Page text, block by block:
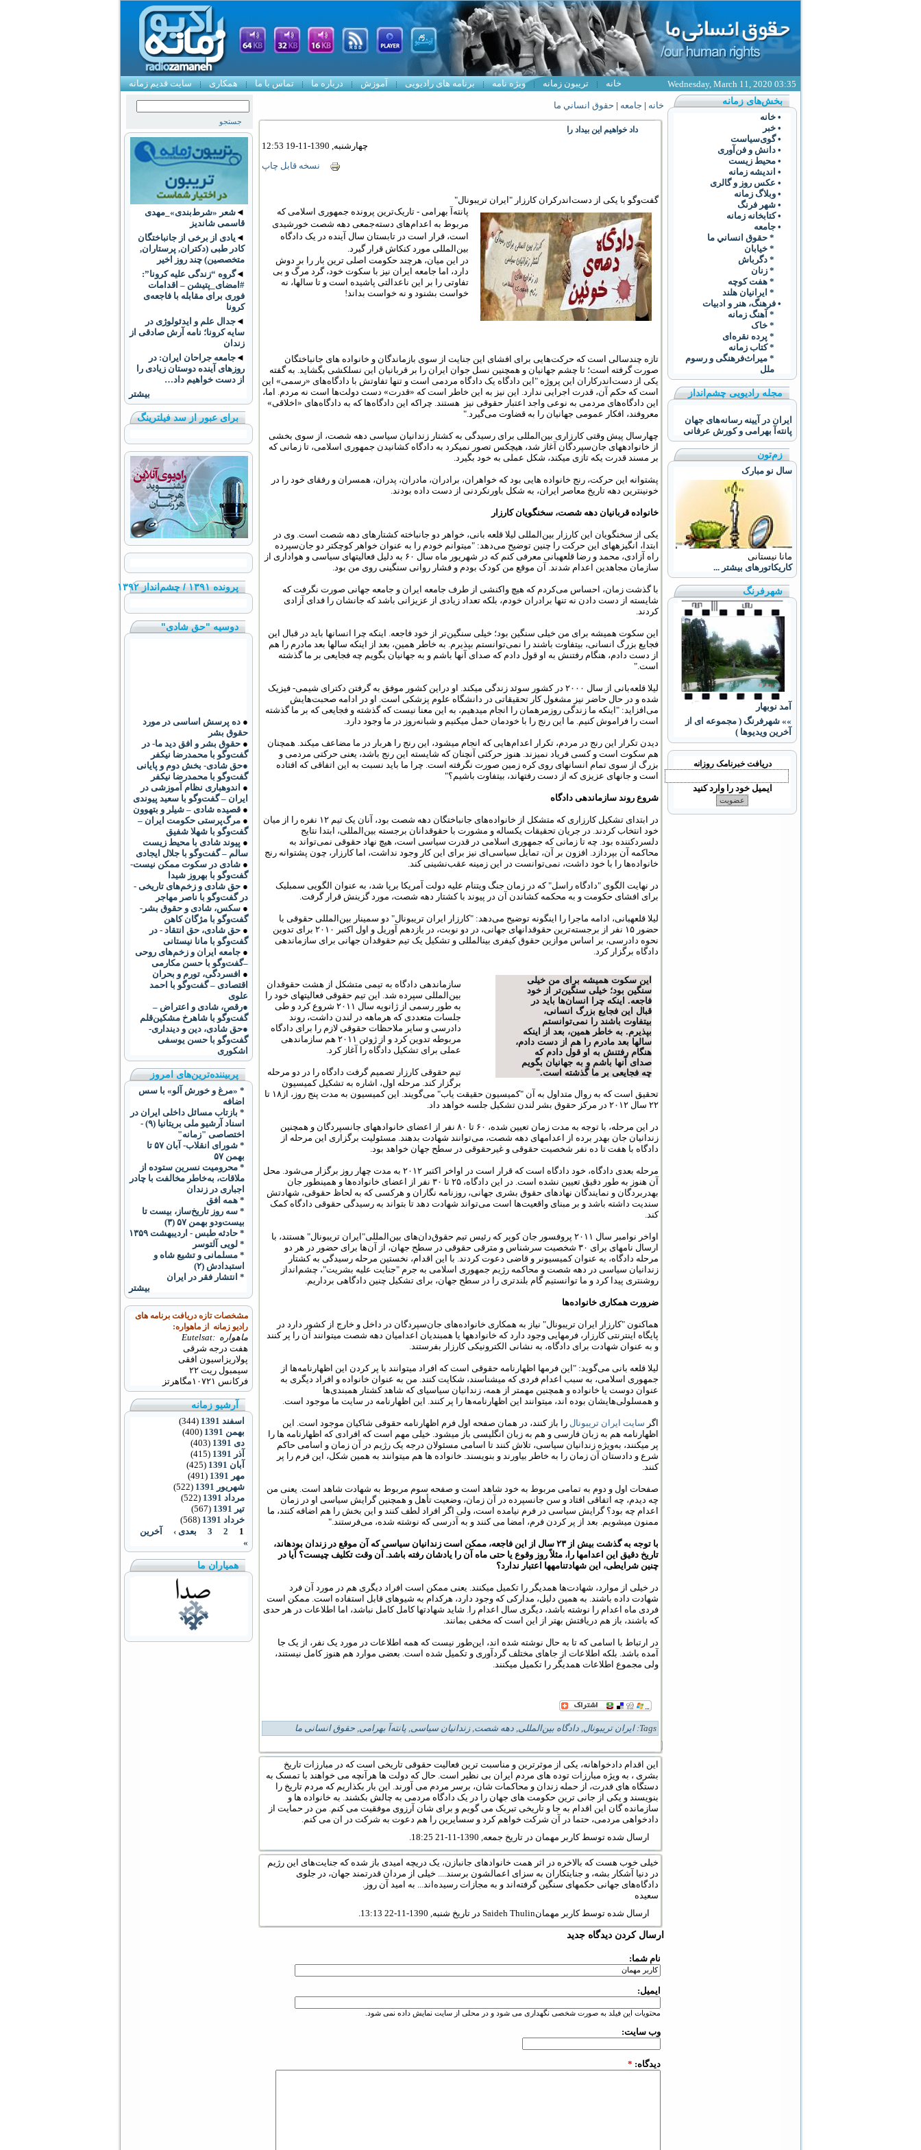
سایت قدیم زمانه همکاری تماس با ما درباره ما آموزش برنامه های رادیویی ویژه نامه تریبون زمانه خانه
بخش‌های زمانه
• خانه
• خبر
• گوی‌سياست
• دانش و فن‌آوری
• محیط زیست
• انديشه زمانه
• عکس روز و گالری
• وبلاگ زمانه
• شهر فرنگ
• کتابخانه زمانه
• جامعه
* حقوق انساني ما
* خيابان
* دگرباش
* زنان
* هفت کوچه
* ايرانيان هلند
• فرهنگ،‌ هنر و ادبيات
* آهنگ زمانه
* خاک
* پرده نقره‌ای
* کتاب زمانه
* ميراث‌فرهنگی و رسوم
ملل
مجله رادیویی چشم‌انداز
ایران در آیینه رسانه‌های جهان
پانته‌آ بهرامی و کورش عرفانی
زم‌تون
سال نو مبارک
مانا نیستانی
کاریکاتورهای بیشتر ...
شهرفرنگ
آمد نوبهار
»» شهرفرنگ ( مجموعه ای از
آخرین ویدیوها )
Wednesday, March 11, 2020 03:35
دریافت خبرنامک روزانه
ایمیل خود را وارد کنید
خانه | جامعه | حقوق انساني ما
داد خواهیم این بیداد را
چهارشنبه, 1390-11-19 12:53
نسخه قابل چاپ
گفت‌وگو با یکی از دست‌اندرکران کارزار "ایران تریبونال"
پانته‌آ بهرامی - تاریک‌ترین پرونده جمهوری اسلامی که
مربوط به اعدام‌های دسته‌جمعی دهه شصت خورشیدی
است، قرار است در تابستان سال آینده در یک دادگاه‌
بین‌المللی مورد کنکاش قرار گیرد.
در این میان، هرچند حکومت اصلی‏ ترین بار را بر دوش
دارد، اما جامعه ایران نیز با سکوت خود، گرد مرگ و بی‏
تفاوتی را بر این ناعدالتی پاشیده است و تا سال‏ها، نه
خواست بشنود و نه خواست بداند!
تازه چندسالی است که حرکتهایی برای افشای این جنایت از سوی بازماندگان و خانواده‏ های جان‏باختگان
صورت گرفته است؛ تا چشم جهانیان و هم‏چنین نسل جوان ایران را بر قربانیان این نسل‏کشی بگشاید. به گفته
یکی از دست‌اندرکاران این پروژه "این دادگاه یک دادگاه مردمی است و تنها تفاوتش با دادگاه‌های «رسمی» این
است که حکم آن، قدرت اجرایی ندارد. این نیز به این خاطر است که «قدرت» دست دولت‌ها است نه مردم. اما،
این دادگاه‌های مردمی به نوعی واجد اعتبار حقوقی نیز هستند. چراکه این دادگاه‌ها که به دادگاه‌های «اخلاقی»
معروفند، افکار عمومی جهانیان را به قضاوت می‌گیرد."
چهارسال پیش وقتی کارزاری بین‌المللی برای رسیدگی به کشتار زندانیان سیاسی دهه‏ شصت، از سوی بخشی
از خانواده‏های جان‌سپردگان آغاز شد، هیچکس تصور نمی‏کرد به دادگاه کشانیدن جمهوری اسلامی، تا زمانی که
بر مسند قدرت یکه‏ تازی می‏کند، شکل عملی به خود بگیرد.
پشتوانه‏ این حرکت، رنج خانواده‏ هایی بود که خواهران، برادران، مادران، پدران، همسران و رفقای خود را در
خونین‏ترین دهه تاریخ معاصر ایران، به شکل باورنکردنی از دست داده بودند.
خانواده قربانیان دهه شصت، سخنگویان کارزار
یکی از سخنگویان این کارزار بین‌المللی لیلا قلعه‏ بانی، خواهر دو جان‏باخته کشتارهای دهه شصت است. وی در
ابتدا، انگیزه‏های این حرکت را چنین توضیح میدهد: "می‏توانم خودم را به عنوان خواهر کوچک‏تر دو جان‌سپرده
راه آزادی، محمد و رضا قلعه‏بانی معرفی کنم که در شهریور ماه سال ۶۰ به دلیل فعالیت‏های سیاسی و هواداری از
سازمان مجاهدین اعدام شدند. آن موقع من کودک بودم و فشار روانی سنگینی روی من بود.
با گذشت زمان، احساس می‌کردم که هیچ واکنشی از طرف جامعه‏ ایران و جامعه‏ جهانی صورت نگرفت که
شایسته‏ از دست دادن نه تنها برادران خودم، بلکه تعداد زیادی از عزیزانی باشد که جان‏شان را فدای آزادی
کردند.
این سکوت همیشه برای من خیلی سنگین‏ بود؛ خیلی سنگین‌تر از خود فاجعه. این‏که چرا انسان‏ها باید در قبال این‏
فجایع بزرگ انسانی، بی‏تفاوت باشند را نمی‌توانستم بپذیرم. به خاطر همین، بعد از این‏که سال‏ها بعد مادرم را هم
از دست دادم، هنگام رفتنش به او قول دادم که صدای آن‏ها باشم و به جهانیان بگویم چه فجایعی بر ما گذشته
است."
لیلا قلعه‌بانی از سال ۲۰۰۰ در کشور سوئد زندگی می‏کند. او دراین کشور موفق به گرفتن دکترای شیمی- فیزیک
شده و در حال حاضر نیز مشغول کار تحقیقاتی در دانشگاه علوم پزشکی است. او در ادامه صحبت‌هایش
می‌افزاید: "این‏که ما زندگی روزمره‏مان را انجام می‏دهیم، به این معنا نیست که گذشته و فجایعی که بر ما گذشته
است را فراموش کنیم. ما این رنج را با خودمان حمل می‏کنیم و شبانه‌روز در ما وجود دارد.
دیدن تکرار این رنج در مردم، تکرار اعدام‌هایی که انجام می‏شود، این رنج را هربار در ما مضاعف می‏کند. هم‏چنان
هم سکوت است و کسی فریاد نمی‏زند. هنوز حرکتی آن‏چنان که شایسته این رنج باشد، یعنی حرکتی مردمی و
بزرگ از سوی تمام انسان‏های روی کره‏ زمین صورت نگرفته است. چرا ما باید نسبت به این اتفاقی که افتاده
است و جان‏های عزیزی که از دست رفته‏اند، بی‏تفاوت باشیم؟"
شروع روند سازماندهی دادگاه
در ابتدای تشکیل کارزاری که متشکل از خانواده‌های جان‏باختگان دهه‏ شصت بود، آنان یک تیم ۱۲ نفره را از میان
خود انتخاب کردند. در جریان تحقیقات یک‏ساله و مشورت با حقوقدانان برجسته‏ بین‌المللی، ابتدا نتایج
دلسردکننده بود. چه تا زمانی که جمهوری اسلامی در قدرت سیاسی است، هیچ نهاد حقوقی نمی‌‏تواند به
محاکمه‏ آن بپردازد. افزون بر آن، تمایل سیاسی‌ای نیز برای این کار وجود نداشت، اما کارزار، چون پشتوانه‏ رنج
خانواده‏‌ها را با خود داشت، نمی‌‏توانست در این زمینه عقب‌نشینی کند.
در ‌‌نهایت الگوی "دادگاه راسل" که در زمان جنگ ویتنام علیه دولت آمریکا برپا شد، به عنوان الگویی سمبلیک
برای افشای حکومت و به محکمه کشاندن آن در پیوند با کشتار دهه‏ شصت، مورد گزینش قرار گرفت.
لیلا قلعه‏بانی، ادامه‏ ماجرا را این‏گونه توضیح می‌‏دهد: "کارزار ایران تریبونال" دو سمینار بین‌المللی حقوقی با
حضور ۱۵ نفر از برجسته‏‌ترین حقوقدان‏های جهانی، در دو نوبت، در یازدهم آوریل و اول اکتبر ۲۰۱۰ برای تدوین
نحوه‏ دادرسی، بر اساس موازین حقوق کیفری بین‏المللی و تشکیل یک تیم حقوقدان جهانی برای سازماندهی
دادگاه برگزار کرد.
این سکوت همیشه برای من خیلی
سنگین‏ بود؛ خیلی سنگین‌تر از خود
فاجعه. این‏که چرا انسان‌ها باید در
قبال این‏ فجایع بزرگ انسانی،
بی‏تفاوت باشند را نمی‌توانستم
بپذیرم. به خاطر همین، بعد از این‏که
سال‏ها بعد مادرم را هم از دست دادم،
هنگام رفتنش به او قول دادم که
صدای آن‏ها باشم و به جهانیان بگویم
چه فجایعی بر ما گذشته است."
سازماندهی دادگاه به تیمی متشکل از هشت حقوقدان
بین‌المللی سپرده شد. این تیم حقوقی فعالیت‏های خود را
به طور رسمی از ژانویه‏ سال ۲۰۱۱ شروع کرد و طی
جلسات متعددی که هرماهه در لندن داشت، روند
دادرسی و سایر ملاحظات حقوقی لازم را برای دادگاه
مربوطه تدوین کرد و از ژوئن ۲۰۱۱ هم سازماندهی
عملی برای تشکیل دادگاه را آغاز کرد.
تیم حقوقی کارزار تصمیم گرفت دادگاه را در دو مرحله
برگزار کند. مرحله‏ اول، اشاره به تشکیل کمیسیون
تحقیق است که به روال متداول به آن "کمیسیون حقیقت‏ یاب" می‌‏گویند. این کمیسیون به مدت پنج روز، از۱۸ تا
۲۲ سال ۲۰۱۲ در مرکز حقوق بشر لندن تشکیل جلسه خواهد داد.
در این مرحله، با توجه به مدت زمان تعیین شده، ۶۰ تا ۸۰ نفر از اعضای خانواده‏های جان‏سپردگان و هم‏چنین
زندانیان جان‏ به‏در برده از اعدام‏های دهه شصت، می‌‏توانند شهادت بدهند. مسئولیت برگزاری این مرحله از
دادگاه با هفت تا ده نفر شخصیت حقوقی و غیر‌حقوقی در سطح جهان خواهد بود.
مرحله‏ بعدی دادگاه، خود دادگاه است که قرار است در اواخر اکتبر ۲۰۱۲ به مدت چهار روز برگزار می‌‏شود. محل
آن هنوز به طور دقیق تعیین نشده است. در این دادگاه، ۲۵ تا ۳۰ نفر از اعضای خانواده‏‌ها و همین‏طور جان
بهد‏ربردگان و نمایندگان نهادهای حقوق بشری جهانی، روزنامه‏ نگاران و هرکسی که به لحاظ حقوقی، شهادتش
سندیت داشته باشد و بر مبنای واقعیت‌ها است می‌تواند شهادت دهد تا بتواند به رسیدگی حقوقی دادگاه کمک
کند.
اواخر نوامبر سال ۲۰۱۱ پروفسور جان کوپر که رئیس تیم حقوق‌دان‌های بین‌المللی"ایران تریبونال" هستند، با
ارسال نامه‏ای برای ۳۰ شخصیت سر‌شناس و مترقی حقوقی در سطح جهان، از آن‏‌ها برای حضور در هر دو
مرحله‏‏ دادگاه، به عنوان کمیسیونر و قاضی دعوت کردند. با این اقدام، نخستین مرحله‏ رسیدگی به کشتار
زندانیان سیاسی در دهه‏ شصت و محاکمه‏ رژیم جمهوری اسلامی به جرم "جنایت علیه بشریت"، چشم‌انداز
روشن‏تری پیدا کرد و ما توانستیم گام بلند‌تری را در سطح جهان، برای تشکیل چنین دادگاهی برداریم.
ضرورت همکاری خانوادهها
هم‏اکنون "کارزار ایران تریبونال" نیاز به همکاری خانواده‌های جان‌سپردگان در داخل و خارج از کشور دارد در
پایگاه اینترنتی کارزار، فرم‏هایی وجود دارد که خانواده‏ها یا هم‏بندیان اعدامیان دهه شصت می‏توانند آن را پر کنند
و به عنوان شهادت برای دادگاه، به نشانی الکترونیکی‏ کارزار بفرستند.
لیلا قلعه‏ بانی میگوید: "این فرم‏ها اظهارنامه‏ حقوقی است که افراد می‏توانند با پر کردن این اظهارنامه‌ها از
جمهوری اسلامی، به سبب اعدام فردی که می‏شناسند، شکایت کنند. من به عنوان خانواده و افراد دیگری به
عنوان دوست یا خانواده و هم‏چنین مهم‏تر از همه، زندانیان سیاسی‏ای که شاهد کشتار همبندی‌ها
و همسلولی‌هایشان بوده ‏اند، می‏توانند این اظهارنامهها را پر کنند. این اظهارنامه در سایت ما موجود است.
اگر سایت ایران تریبونال را باز کنند، در همان صفحه‏ اول فرم اظهارنامه‏ حقوقی شاکیان موجود است. این
اظهارنامه هم به زبان فارسی و هم به زبان انگلیسی باز می‏شود. خیلی مهم است که افرادی که اظهارنامه‏ ها را
پر می‏کنند، به‌ویژه زندانیان سیاسی، تلاش کنند تا اسامی مسئولان درجه یک رژیم در آن زمان و اسامی حاکم
شرع و دادستان آن زمان را به خاطر بیاورند و بنویسند. خانواده‏ ها هم می‏توانند به همین شکل، این فرم را پر
کنند.
صفحات اول و دوم به تمامی مربوط به خود شاهد است و صفحه‏ سوم مربوط به شهادت شاهد است. یعنی من
چه دیدم، چه اتفاقی افتاد و سن جان‏سپرده در آن زمان، وضعیت تأهل و هم‏چنین گرایش سیاسی او در زمان
اعدام چه بود؟ گرایش سیاسی در فرم نیامده است، ولی اگر افراد لطف کنند و این بخش را هم اضافه کنند، ما
ممنون می‏شویم. بعد از پر کردن فرم، امضا می‏ کنند و به آدرسی که نوشته شده، میفرستند."
با توجه به گذشت بیش از ۲۳ سال از این فاجعه، ممکن است زندانیان سیاسی‏ که آن موقع در زندان بوده‏اند،
تاریخ دقیق این اعدام‏ها را، مثلاً روز وقوع یا حتی ماه آن را یاد‏شان رفته باشد. آن وقت تکلیف چیست؟ آیا در
چنین شرایطی، این شهادت‏نامه‏ها اعتبار ندارد؟
در خیلی از موارد، شهادت‌ها همدیگر را تکمیل می‏کنند. یعنی ممکن است افراد دیگری هم در مورد آن فرد
شهادت داده باشند. به همین دلیل، مدارکی که وجود دارد، هرکدام به شیوه‏ای قابل استفاده است. ممکن است
فردی ماه اعدام را نوشته باشد، دیگری سال اعدام را. شاید شهادت‏ها کامل کامل نباشد، اما اطلاعات در هر حدی
که باشند، باز هم دریافتش بهتر از این است که مخفی بمانند.
در ارتباط با اسامی‏‌ که تا به حال نوشته شده ‏اند، این‌طور نیست که همه‏ اطلاعات در مورد یک نفر، از یک جا
آمده باشد. بلکه اطلاعات از جاهای مختلف گردآوری و تکمیل شده است. بعضی موارد هم هنوز کامل نیستند،
ولی مجموع اطلاعات همدیگر را تکمیل می‏کنند.
Tags: ایران تریبونال دادگاه بین‌المللی دهه شصت ,زندانیان سیاسی پانته‌آ بهرامی حقوق انسانی ما
این اقدام دادخواهانه، یکی از موثرترین و مناسبت ترین فعالیت حقوقی تاریخی است که در مبارزات تاریخ
بشری ، به ویژه مبارزات توده های مردم ایران بی نظیر است. حال که دولت ها هرآنچه می خواهند با تمسک به
دستگاه های قدرت، از حمله زندان و محاکمات شان، برسر مردم می آورند. این بار بکذاریم که مردم تاریخ را
بنویسند و یکی از جانی ترین حکومت های جهان را در یک دادگاه مردمی به چالش بکشند. به خانواده ها و
سازمانده گان این اقدام به جا و تاریخی تبریک می گویم و برای شان آرزوی موفقیت می کنم. من در حمایت از
دادخواهی مردمی، حتما در آن شرکت خواهم کرد و سسایرین را هم دعوت به شرکت در ان می کنم.
ارسال شده توسط کاربر مهمان در تاریخ جمعه, 1390-11-21 18:25.
خیلی‌ خوب هست که بالاخره در اثر همت خانوادهای جانبازن، یک دریچه امیدی باز شده که جنایت‌های این رژیم
در دنیا آشکار بشه، و جنایتکاران به سزای اعمالشون برسند.... خیلی‌ از مردان قدرتمند جهان، در جلوی
دادگاه‌های جهانی‌ حکمهای سنگین گرفته‌اند و به مجازات رسیده‌اند... به امید آن روز.
سعیده
ارسال شده توسط کاربر مهمانSaideh Thulin در تاریخ شنبه, 1390-11-22 13:13.
ارسال کردن دیدگاه جدید
نام شما:
ایمیل:
محتویات این فیلد به صورت شخصی نگهداری می شود و در محلی از سایت نمایش داده نمی شود.
وب سایت:
دیدگاه: *
◄ شعر «شرط‌بندی»_مهدی
قاسمی شاندیز
◄ یادی از برخی از جانباختگان
کادر طبی (دکتران, پرستاران,
متخصصین) چند روز اخیر
◄گروه “زندگی علیه کرونا”:
#امضای_پتیشن – اقدامات
فوری برای مقابله با فاجعه‌ی
کرونا
◄ جدال علم و ایدئولوژی در
سایه کرونا؛ نامه‌ آرش صادقی از
زندان
◄ جامعه جراحان ایران: در
روزهای آینده دوستان زیادی را
از دست خواهیم داد…
بیشتر
برای عبور از سد فیلترینگ
پرونده ۱۳۹۱ / چشم‌انداز ۱۳۹۲
دوسیه "حق شادی"
● ده پرسش اساسی در مورد
حقوق بشر
● حقوق بشر و افق دید ما- در
گفت‌وگو با محمدرضا نیکفر
●حق شادی- بخش دوم و پایانی
گفت‌وگو با محمدرضا نیکفر
● اندوهباری نظام آموزشی در
ایران – گفت‌وگو با سعید پیوندی
● قصیده شادی – شیلر و بتهوون
● مرگ‌پرستی حکومت ایران –
گفت‌وگو با شهلا شفیق
● پیوند شادی با محیط زیست
سالم – گفت‌وگو با جلال ایجادی
● شادی در سکوت ممکن نیست-
گفت‌وگو با بهروز شیدا
● حق شادی و زخم‌های تاریخی -
در گفت‌وگو با ناصر مهاجر
● سکس، شادی و حقوق بشر-
گفت‌وگو با مژگان کاهن
● حق شادی، حق انتقاد - در
گفت‌وگو با مانا نیستانی
● جامعه ایران و زخم‌های روحی
–گفت‌وگو با حسن مکارمی
● افسردگی، تورم و بحران
اقتصادی – گفت‌وگو با احمد
علوی
●رقص، شادی و اعتراض –
گفت‌و‌گو با شاهرخ مشکین‌قلم
●حق شادی، دین و دینداری-
گفت‌وگو با حسن یوسفی
اشکوری
پربیننده‌ترین‌های امروز
* «مرغ و خورش آلو» با سس
اضافه
* بازتاب مسائل داخلی ایران در
اسناد آرشیو ملی بریتانیا (۹) -
اختصاصی "زمانه"
* شورای انقلاب- آبان ۵۷ تا
بهمن ۵۷
* محروميت نسرين ستوده از
ملاقات، به‌خاطر مخالفت با چادر
اجباری در زندان
* همه افق
* سه روز تاریخ‌ساز، بیست تا
بیست‌ودو بهمن ۵۷ (۳)
* حادثه طبس - اردیبهشت ۱۳۵۹
* لویی آلتوسر
* مسلمانی و تشیع شاه و
استبدادش (۲)
* انتشار فقر در ایران
بیشتر
مشخصات تازه دریافت برنامه های
رادیو زمانه از ماهواره:
ماهواره :Eutelsat
هفت درجه شرقی
پولاریزاسیون افقی
سیمبول ریت ۲۲
فرکانس ۱۰۷۲۱ مگاهرتز
آرشیو زمانه
اسفند 1391
(344)
بهمن 1391
(400)
دی 1391
(403)
آذر 1391
(415)
آبان 1391
(425)
مهر 1391
(491)
شهریور 1391
(522)
مرداد 1391
(522)
تیر 1391
(567)
خرداد 1391
(568)
1
2
3 بعدی ›
آخرین
»
همیاران ما